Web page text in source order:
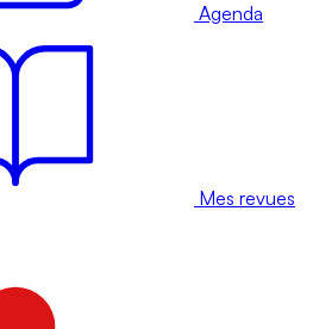
Agenda
Mes revues